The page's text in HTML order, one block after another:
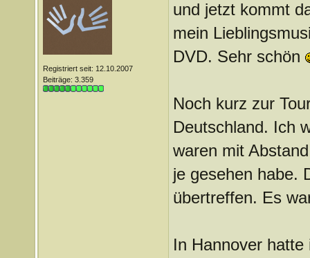
Registriert seit: 12.10.2007
Beiträge: 3.359
und jetzt kommt
mein
DVD. Sehr schön
Noch kurz zur
Deutschland. Ich
waren mit
je gesehen habe.
übertreffen. Es
In Hannover